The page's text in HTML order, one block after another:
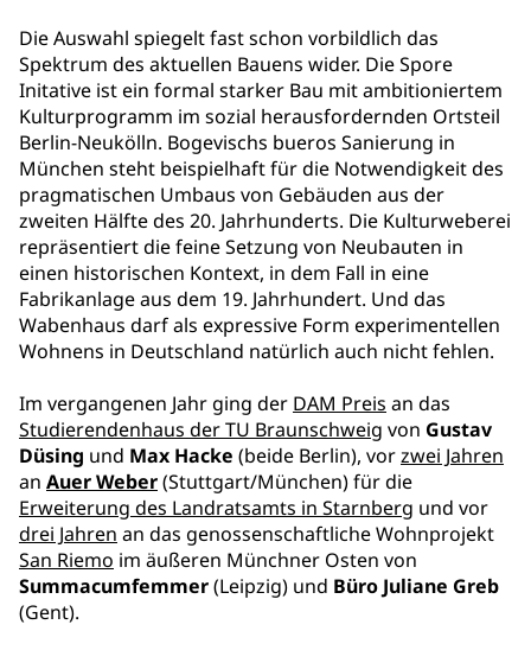
Die Auswahl spiegelt fast schon vorbildlich das
Spektrum des aktuellen Bauens wider. Die Spore
Initative ist ein formal starker Bau mit ambitioniertem
Kulturprogramm im sozial herausfordernden Ortsteil
Berlin-Neukölln. Bogevischs bueros Sanierung in
München steht beispielhaft für die Notwendigkeit des
pragmatischen Umbaus von Gebäuden aus der
zweiten Hälfte des 20. Jahrhunderts. Die Kulturweberei
repräsentiert die feine Setzung von Neubauten in
einen historischen Kontext, in dem Fall in eine
Fabrikanlage aus dem 19. Jahrhundert. Und das
Wabenhaus darf als expressive Form experimentellen
Wohnens in Deutschland natürlich auch nicht fehlen.
Im vergangenen Jahr ging der DAM Preis an das
Studierendenhaus der TU Braunschweig von Gustav
Düsing und Max Hacke (beide Berlin), vorzwei Jahren
an Auer Weber(Stuttgart/München) für die
Erweiterung des Landratsamts in Starnberg und vor
drei Jahren an das genossenschaftliche Wohnprojekt
San Riemo im äußeren Münchner Osten von
Summacumfemmer(Leipzig) und Büro Juliane Greb
(Gent).